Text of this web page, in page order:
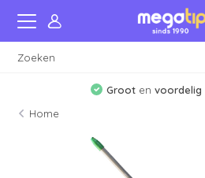
Groot envoordelig
Home